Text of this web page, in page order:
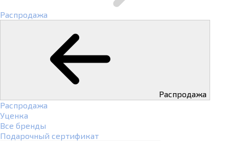
Распродажа
Распродажа
Распродажа
Уценка
Все бренды
Подарочный сертификат